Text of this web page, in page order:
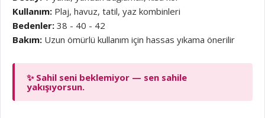
Kullanım: Plaj, havuz, tatil, yaz kombinleri
Bedenler: 38 - 40 - 42
Bakım: Uzun ömürlü kullanım için hassas yıkama önerilir
✨ Sahil seni beklemiyor — sen sahile
yakışıyorsun.